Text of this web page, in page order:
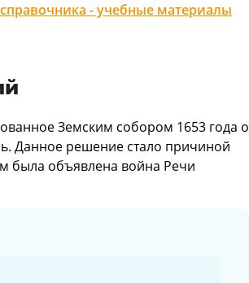
- учебные материалы
Земским собором 1653 года о
Данное решение стало причиной
была объявлена война Речи